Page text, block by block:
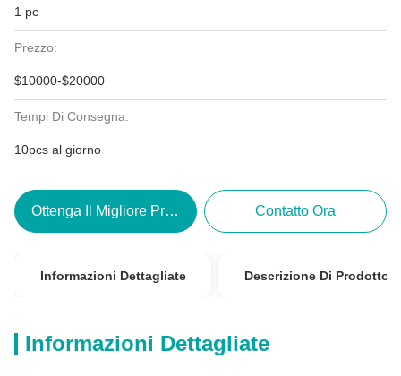
1 pc
Prezzo:
$10000-$20000
Tempi Di Consegna:
10pcs al giorno
Ottenga Il Migliore Prezzo Contatto Ora
Informazioni Dettagliate Descrizione Di Prodotto
Informazioni Dettagliate